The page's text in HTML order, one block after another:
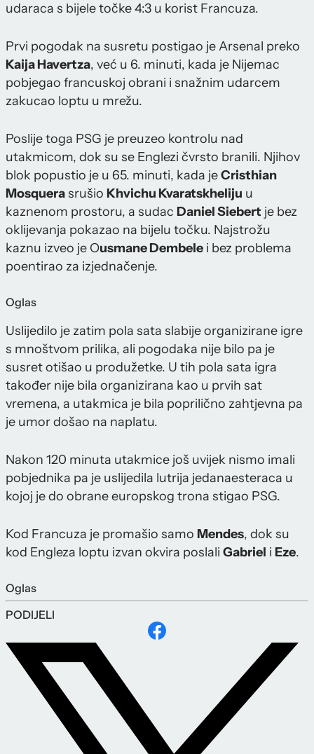
udaraca s bijele točke 4:3 u korist Francuza.
Prvi pogodak na susretu postigao je Arsenal preko
Kaija Havertza, već u 6. minuti, kada je Nijemac
pobjegao francuskoj obrani i snažnim udarcem
zakucao loptu u mrežu.
Poslije toga PSG je preuzeo kontrolu nad
utakmicom, dok su se Englezi čvrsto branili. Njihov
blok popustio je u 65. minuti, kada jeCristhian
Mosquerasrušio Khvichu Kvaratskheliju u
kaznenom prostoru, a sudac Daniel Siebert je bez
oklijevanja pokazao na bijelu točku. Najstrožu
kaznu izveo je Ousmane Dembele i bez problema
poentirao za izjednačenje.
Oglas
Uslijedilo je zatim pola sata slabije organizirane igre
s mnoštvom prilika, ali pogodaka nije bilo pa je
susret otišao u produžetke. U tih pola sata igra
također nije bila organizirana kao u prvih sat
vremena, a utakmica je bila poprilično zahtjevna pa
je umor došao na naplatu.
Nakon 120 minuta utakmice još uvijek nismo imali
pobjednika pa je uslijedila lutrija jedanaesteraca u
kojoj je do obrane europskog trona stigao PSG.
Kod Francuza je promašio samo Mendes, dok su
kod Engleza loptu izvan okvira poslali Gabriel i Eze.
Oglas
PODIJELI